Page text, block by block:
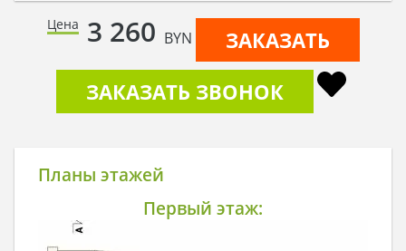
Цена 3 260 BYN
ЗАКАЗАТЬ
ЗАКАЗАТЬ ЗВОНОК
Планы этажей
Первый этаж: